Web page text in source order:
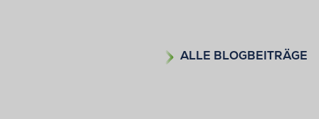
ALLE BLOGBEITRÄGE